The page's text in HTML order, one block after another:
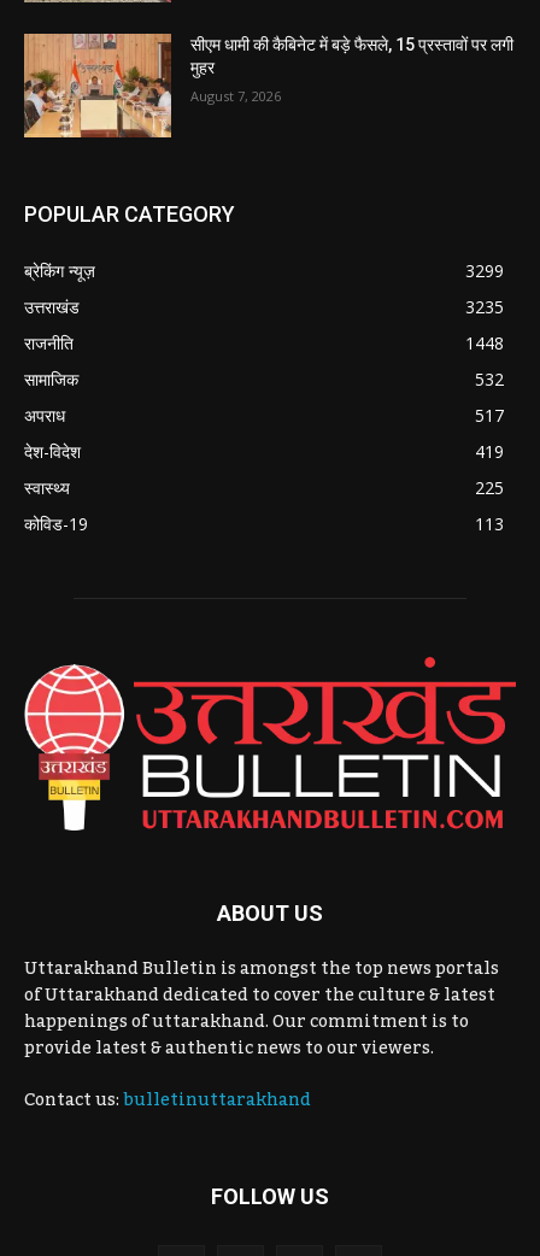
सीएम धामी की कैबिनेट में बड़े फैसले, 15 प्रस्तावों पर लगी
मुहर
August 7, 2026
POPULAR CATEGORY
ब्रेकिंग न्यूज़
3299
उत्तराखंड
3235
राजनीति
1448
सामाजिक
532
अपराध
517
देश-विदेश
419
स्वास्थ्य
225
कोविड-19
113
ABOUT US
Uttarakhand Bulletin is amongst the top news portals
of Uttarakhand dedicated to cover the culture & latest
happenings of uttarakhand. Our commitment is to
provide latest & authentic news to our viewers.
Contact us:bulletinuttarakhand
FOLLOW US